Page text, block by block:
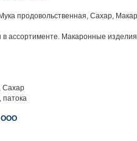
продовольственная, Сахар,
в ассортименте. Макаронные
Сахар
патока
ООО